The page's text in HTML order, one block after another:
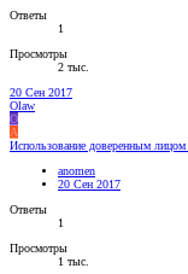
Ответы
1
Просмотры
2 тыс.
20 Сен 2017
Olaw
O
A
Использование доверенным лицом
anomen
20 Сен 2017
Ответы
1
Просмотры
1 тыс.